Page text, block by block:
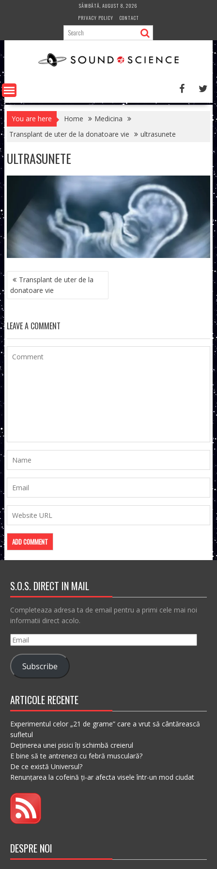
SÂMBĂTĂ, AUGUST 8, 2026
PRIVACY POLICY
CONTACT
You are here Home
Medicina
Transplant de uter de la donatoare vie
ultrasunete
ULTRASUNETE
NAVIGARE
ÎN
ARTICOLE
Transplant de uter de la
donatoare vie
LEAVE A COMMENT
S.O.S. DIRECT IN MAIL
Completeaza adresa ta de email pentru a primi cele mai noi
informatii direct acolo.
Email
Subscribe
ARTICOLE RECENTE
Experimentul celor „21 de grame” care a vrut să cântărească
sufletul
Deținerea unei pisici îți schimbă creierul
E bine să te antrenezi cu febră musculară?
De ce există Universul?
Renunțarea la cofeină ți-ar afecta visele într-un mod ciudat
DESPRE NOI